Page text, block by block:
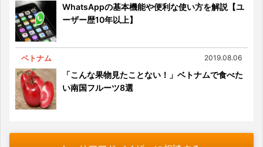
WhatsAppの基本機能や便利な使い方を解説【ユ
ーザー歴10年以上】
ベトナム 2019.08.06
「こんな果物見たことない！」ベトナムで食べた
い南国フルーツ8選